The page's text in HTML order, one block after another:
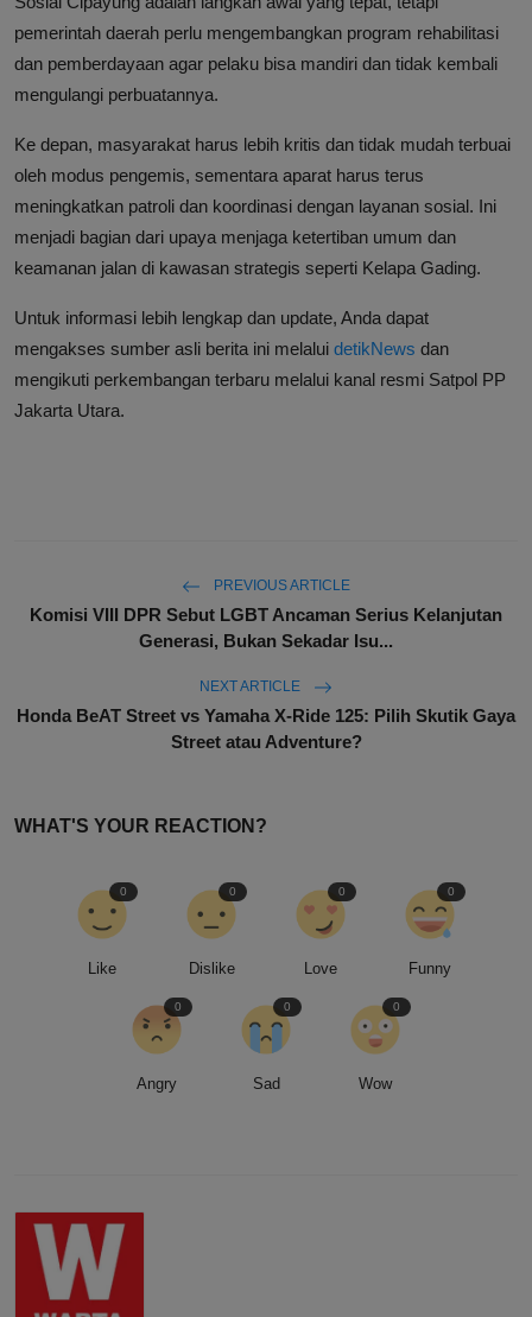
pemerintah daerah perlu mengembangkan program rehabilitasi
dan pemberdayaan agar pelaku bisa mandiri dan tidak kembali
mengulangi perbuatannya.
Ke depan, masyarakat harus lebih kritis dan tidak mudah terbuai
oleh modus pengemis, sementara aparat harus terus
meningkatkan patroli dan koordinasi dengan layanan sosial. Ini
menjadi bagian dari upaya menjaga ketertiban umum dan
keamanan jalan di kawasan strategis seperti Kelapa Gading.
Untuk informasi lebih lengkap dan update, Anda dapat
mengakses sumber asli berita ini melalui detikNews dan
mengikuti perkembangan terbaru melalui kanal resmi Satpol PP
Jakarta Utara.
PREVIOUS ARTICLE
Komisi VIII DPR Sebut LGBT Ancaman Serius Kelanjutan
Generasi, Bukan Sekadar Isu...
NEXT ARTICLE
Honda BeAT Street vs Yamaha X-Ride 125: Pilih Skutik Gaya
Street atau Adventure?
WHAT'S YOUR REACTION?
Like
0
Dislike
0
Love
0
Funny
0
Angry
0
Sad
0
Wow
0